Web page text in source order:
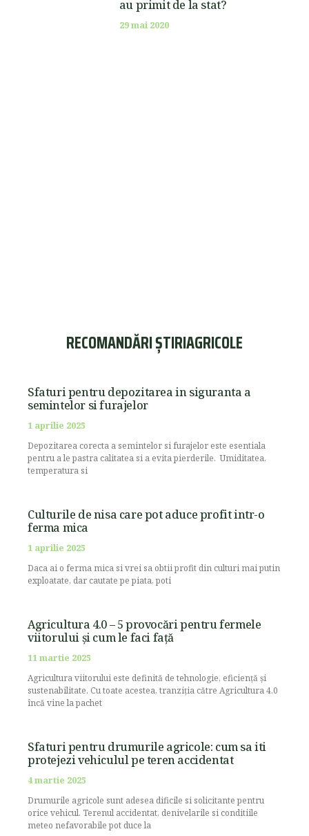
au primit de la stat?
29 mai 2020
RECOMANDĂRI ȘTIRIAGRICOLE
Sfaturi pentru depozitarea in siguranta a
semintelor si furajelor
1 aprilie 2025
Depozitarea corecta a semintelor si furajelor este esentiala
pentru a le pastra calitatea si a evita pierderile. Umiditatea,
temperatura si
Culturile de nisa care pot aduce profit intr-o
ferma mica
1 aprilie 2025
Daca ai o ferma mica si vrei sa obtii profit din culturi mai putin
exploatate, dar cautate pe piata, poti
Agricultura 4.0 – 5 provocări pentru fermele
viitorului și cum le faci față
11 martie 2025
Agricultura viitorului este definită de tehnologie, eficiență și
sustenabilitate. Cu toate acestea, tranziția către Agricultura 4.0
încă vine la pachet
Sfaturi pentru drumurile agricole: cum sa iti
protejezi vehiculul pe teren accidentat
4 martie 2025
Drumurile agricole sunt adesea dificile si solicitante pentru
orice vehicul. Terenul accidentat, denivelarile si conditiile
meteo nefavorabile pot duce la